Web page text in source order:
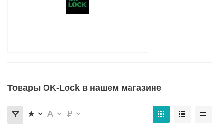
Товары OK-Lock в нашем магазине